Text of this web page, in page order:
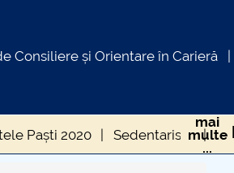
Consiliere și Orientare în Carieră
Paști 2020 Sedentarism
mai
multe
...